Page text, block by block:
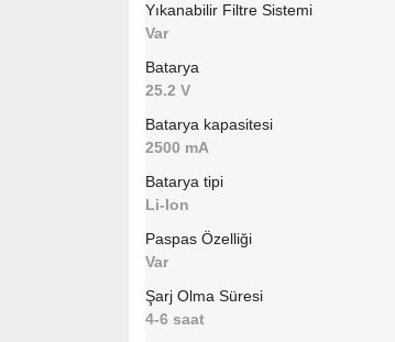
Yıkanabilir Filtre Sistemi
Var
Batarya
25.2 V
Batarya kapasitesi
2500 mA
Batarya tipi
Li-Ion
Paspas Özelliği
Var
Şarj Olma Süresi
4-6 saat